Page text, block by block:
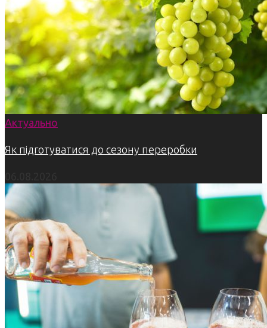
Актуально
Як підготуватися до сезону переробки